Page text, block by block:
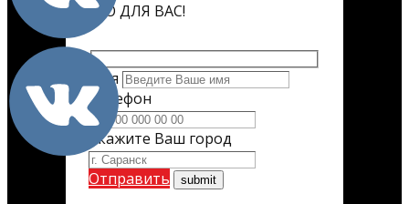
ЕГО ДЛЯ ВАС!
Имя
Телефон
Укажите Ваш город
Отправить